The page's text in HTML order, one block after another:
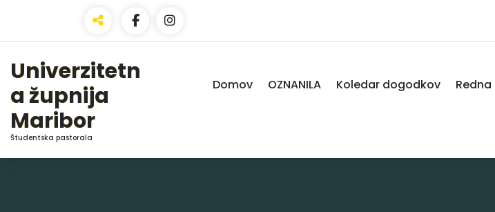
Content
Univerzitetn
a župnija
Maribor
Študentska pastorala
Domov OZNANILA Koledar dogodkov